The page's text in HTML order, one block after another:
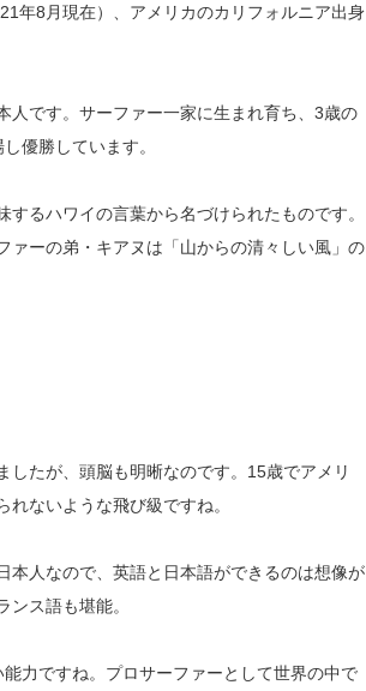
年8月現在）、アメリカのカリフォルニア出身
人です。サーファー一家に生まれ育ち、3歳の
優勝しています。
るハワイの言葉から名づけられたものです。
ァーの弟・キアヌは「山からの清々しい風」の
たが、頭脳も明晰なのです。15歳でアメリ
ないような飛び級ですね。
本人なので、英語と日本語ができるのは想像が
ス語も堪能。
力ですね。プロサーファーとして世界の中で